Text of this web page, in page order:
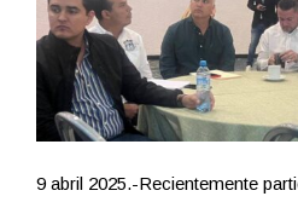
9 abril 2025.-Recientemente